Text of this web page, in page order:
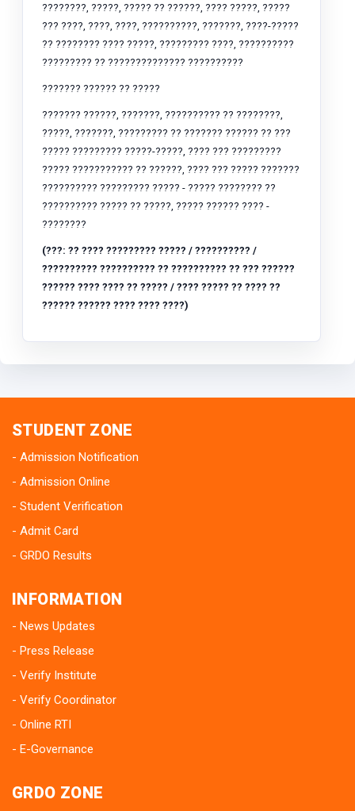
????????, ?????, ????? ?? ??????, ???? ?????, ?????
??? ????, ????, ????, ??????????, ???????, ????-?????
?? ???????? ???? ?????, ????????? ????, ??????????
????????? ?? ?????????????? ??????????
??????? ?????? ?? ?????
??????? ??????, ???????, ?????????? ?? ????????,
?????, ???????, ????????? ?? ??????? ?????? ?? ???
????? ????????? ?????-?????, ???? ??? ?????????
????? ??????????? ?? ??????, ???? ??? ????? ???????
?????????? ????????? ????? - ????? ???????? ??
?????????? ????? ?? ?????, ????? ?????? ???? -
????????
(???: ?? ???? ????????? ????? / ?????????? /
?????????? ?????????? ?? ?????????? ?? ??? ??????
?????? ???? ???? ?? ????? / ???? ????? ?? ???? ??
?????? ?????? ???? ???? ????)
STUDENT ZONE
Admission Notification
Admission Online
Student Verification
Admit Card
GRDO Results
INFORMATION
News Updates
Press Release
Verify Institute
Verify Coordinator
Online RTI
E-Governance
GRDO ZONE